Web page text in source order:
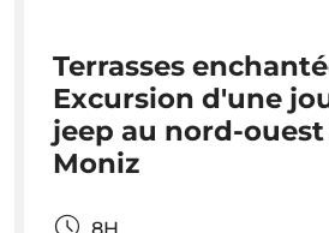
Terrasses
Excursion d'une
jeep au nord-
Moniz